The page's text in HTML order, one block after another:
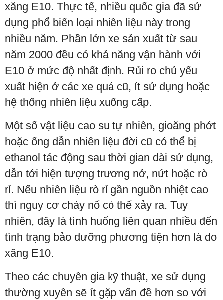
xăng E10. Thực tế, nhiều quốc gia đã sử
dụng phổ biến loại nhiên liệu này trong
nhiều năm. Phần lớn xe sản xuất từ sau
năm 2000 đều có khả năng vận hành với
E10 ở mức độ nhất định. Rủi ro chủ yếu
xuất hiện ở các xe quá cũ, ít sử dụng hoặc
hệ thống nhiên liệu xuống cấp.
Một số vật liệu cao su tự nhiên, gioăng phớt
hoặc ống dẫn nhiên liệu đời cũ có thể bị
ethanol tác động sau thời gian dài sử dụng,
dẫn tới hiện tượng trương nở, nứt hoặc rò
rỉ. Nếu nhiên liệu rò rỉ gần nguồn nhiệt cao
thì nguy cơ cháy nổ có thể xảy ra. Tuy
nhiên, đây là tình huống liên quan nhiều đến
tình trạng bảo dưỡng phương tiện hơn là do
xăng E10.
Theo các chuyên gia kỹ thuật, xe sử dụng
thường xuyên sẽ ít gặp vấn đề hơn so với